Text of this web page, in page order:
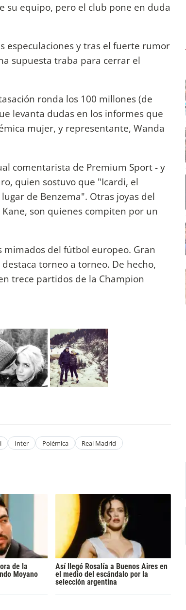
su equipo, pero el club pone en duda
especulaciones y tras el fuerte rumor
supuesta traba para cerrar el
ronda los 100 millones (de
levanta dudas en los informes que
mujer, y representante, Wanda
comentarista de Premium Sport - y
quien sostuvo que "Icardi, el
de Benzema". Otras joyas del
son quienes compiten por un
mimados del fútbol europeo. Gran
torneo a torneo. De hecho,
trece partidos de la Champion
Inter Polémica Real Madrid
de la
Moyano
Así llegó Rosalía a Buenos Aires en
el medio del escándalo por la
selección argentina